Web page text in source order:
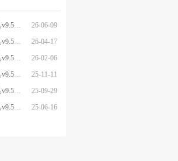
26-06-09
26-04-17
26-02-06
25-11-11
25-09-29
25-06-16